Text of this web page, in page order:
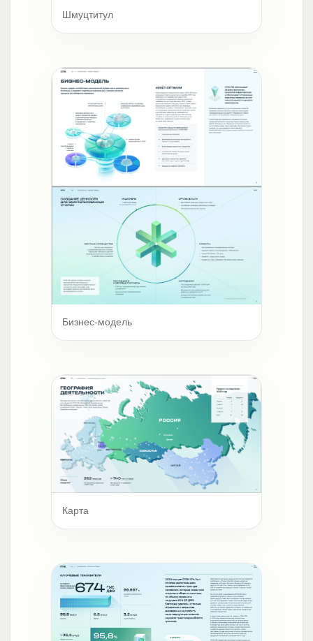
Шмуцтитул
Бизнес-модель
Карта